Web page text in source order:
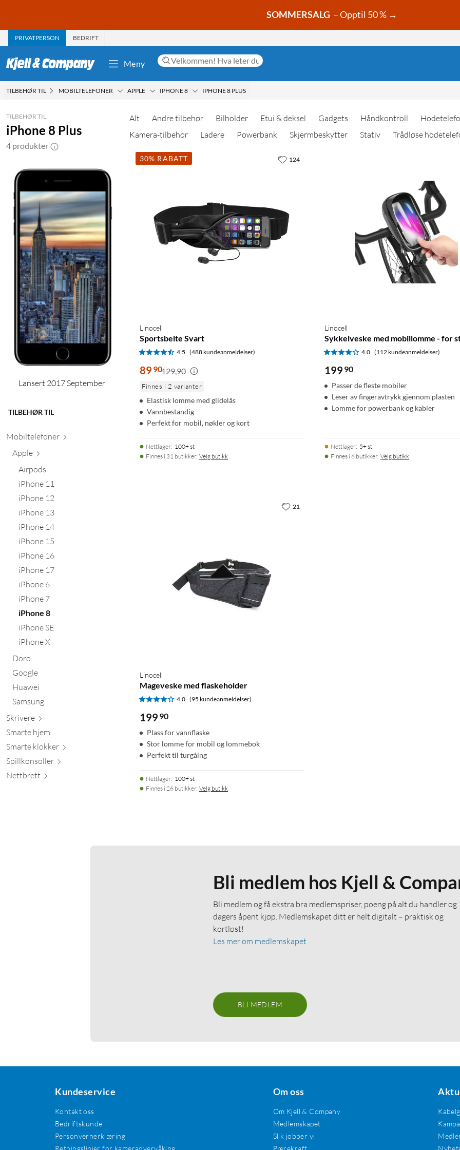
SOMMERSALG – Opptil 50 % →
PRIVATPERSON BEDRIFT
Meny
TILBEHØR TIL MOBILTELEFONER APPLE IPHONE 8 IPHONE 8 PLUS
TILBEHØR TIL:
iPhone 8 Plus
4 produkter
Lansert 2017 September
TILBEHØR TIL
Mobiltelefoner
Apple
Airpods
iPhone 11
iPhone 12
iPhone 13
iPhone 14
iPhone 15
iPhone 16
iPhone 17
iPhone 6
iPhone 7
iPhone 8
iPhone SE
iPhone X
Doro
Google
Huawei
Samsung
Skrivere
Smarte hjem
Smarte klokker
Spillkonsoller
Nettbrett
Alt Andre tilbehør Bilholder Etui & deksel Gadgets Håndkontroll
Kamera-tilbehør
Ladere Powerbank Skjermbeskytter Stativ Trådløse
30% RABATT
Linocell
Sportsbelte Svart
4.5 (488 kundeanmeldelser)
89 90129,90
Finnes i 2 varianter
Elastisk lomme med glidelås
Vannbestandig
Perfekt for mobil, nøkler og kort
Nettlager: 100+ st
Finnes i 31 butikker. Velg butikk
124
Linocell
Sykkelveske med mobillomme - for
4.0 (112 kundeanmeldelser)
199 90
Passer de fleste mobiler
Leser av fingeravtrykk gjennom plasten
Lomme for powerbank og kabler
Nettlager: 5+ st
Finnes i 6 butikker. Velg butikk
Linocell
Mageveske med flaskeholder
4.0 (95 kundeanmeldelser)
199 90
Plass for vannflaske
Stor lomme for mobil og lommebok
Perfekt til turgåing
Nettlager: 100+ st
Finnes i 26 butikker. Velg butikk
21
Bli medlem hos Kjell &
Bli medlem og få ekstra bra medlemspriser, poeng på alt du handler og
dagers åpent kjøp. Medlemskapet ditt er helt digitalt – praktisk og
kortløst!
Les mer om medlemskapet
BLI MEDLEM
Kundeservice
Kontakt oss
Bedriftskunde
Personvernerklæring
Retningslinjer for kameraovervåking
Om oss
Om Kjell & Company
Medlemskapet
Slik jobber vi
Bærekraft